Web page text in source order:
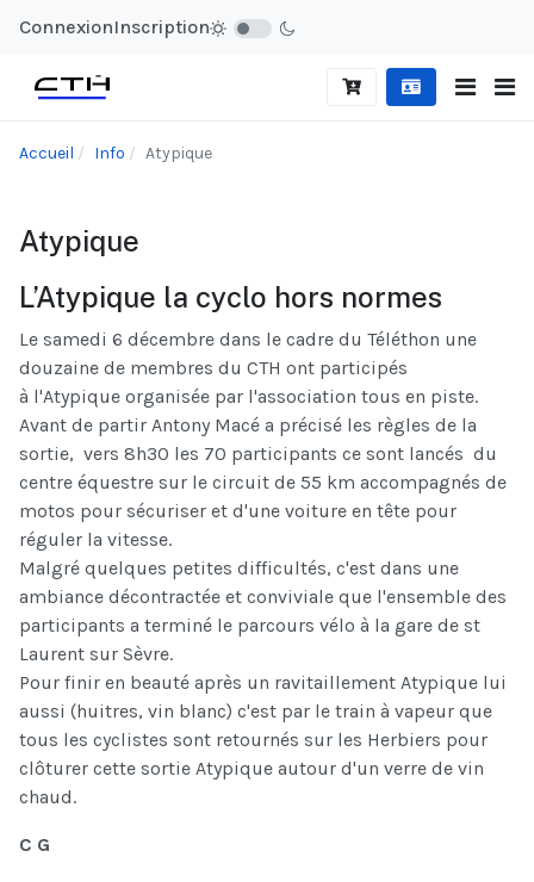
ConnexionInscription
Accueil Info Atypique
Atypique
L’Atypique la cyclo hors normes
Le samedi 6 décembre dans le cadre du Téléthon une
douzaine de membres du CTH ont participés
à l'Atypique organisée par l'association tous en piste.
Avant de partir Antony Macé a précisé les règles de la
sortie, vers 8h30 les 70 participants ce sont lancés du
centre équestre sur le circuit de 55 km accompagnés de
motos pour sécuriser et d'une voiture en tête pour
réguler la vitesse.
Malgré quelques petites difficultés, c'est dans une
ambiance décontractée et conviviale que l'ensemble des
participants a terminé le parcours vélo à la gare de st
Laurent sur Sèvre.
Pour finir en beauté après un ravitaillement Atypique lui
aussi (huitres, vin blanc) c'est par le train à vapeur que
tous les cyclistes sont retournés sur les Herbiers pour
clôturer cette sortie Atypique autour d'un verre de vin
chaud.
C G